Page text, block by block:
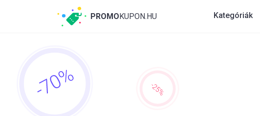
PROMOKUPON.HU Kategóriák